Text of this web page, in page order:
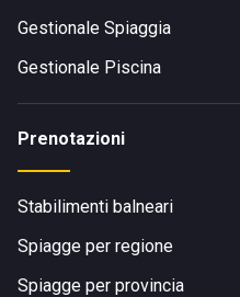
Gestionale Spiaggia
Gestionale Piscina
Prenotazioni
Stabilimenti balneari
Spiagge per regione
Spiagge per provincia